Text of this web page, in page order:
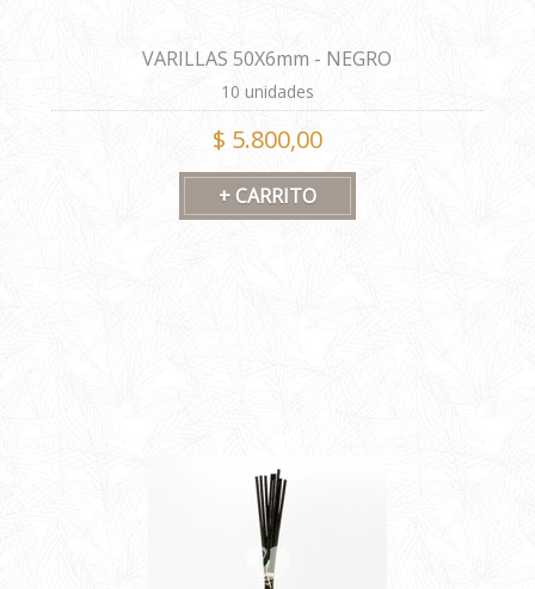
VARILLAS 50X6mm - NEGRO
10 unidades
$ 5.800,00